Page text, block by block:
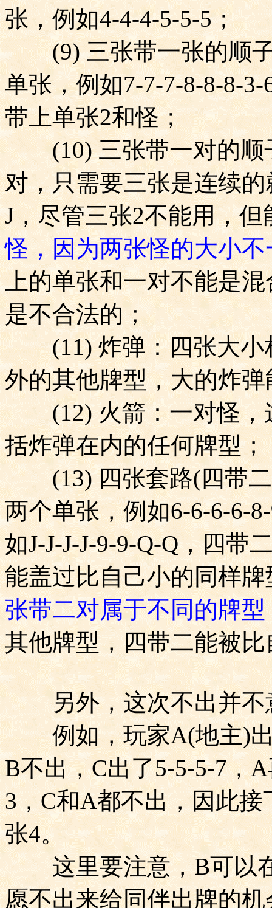
张，例如4-4-4-5-5-5；
(9)三张带一张的顺
单张，例如7-7-7-8-8-8-3-
带上单张2和怪；
(10)三张带一对的
对，只需要三张是连续
J，尽管三张2不能用，但
怪，因为两张怪的大小不
上的单张和一对不能是
是不合法的；
(11)炸弹：四张大
外的其他牌型，大的炸
(12)火箭：一对怪
括炸弹在内的任何牌型；
(13)四张套路(四带二
两个单张，例如6-6-6-6-
如J-J-J-J-9-9-Q-Q，四带
能盖过比自己小的同样
张带二对属于不同的牌
其他牌型，四带二能被
另外，这次不出并不
例如，玩家A(地主)
B不出，C出了5-5-5-7，A
3，C和A都不出，因此接
张4。
这里要注意，B可以
愿不出来给同伴出牌的